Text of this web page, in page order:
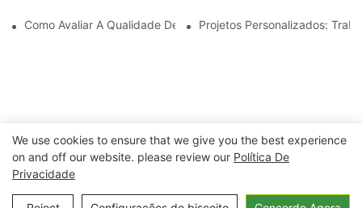
Como Avaliar A Qualidade De Uma Fábrica De Cadeiras De
Projetos Personalizados:
Outdoor&Eletrodomésticos Co., Ltd. |Política de Privacidade
We use cookies to ensure that we give you the best experience
on and off our website. please review our Política De
Privacidade